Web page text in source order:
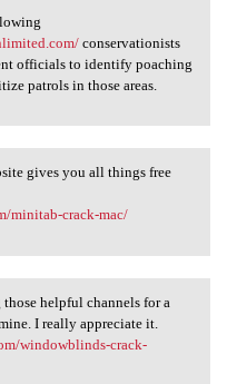
allowingconservationists
officials to identify poaching
patrols in those areas.
gives
gives you all things free
minitab-crack-mac/
those
helpful channels for a
I really appreciate it.
windowblinds-crack-